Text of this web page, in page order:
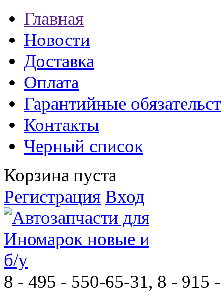
Главная
Новости
Доставка
Оплата
Гарантийные
Контакты
Черный список
Корзина пуста
Регистрация Вход
8 - 495 - 550-65-31, 8 - 915